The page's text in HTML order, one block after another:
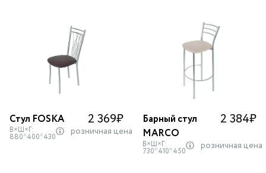
Стул FOSKA 2 369₽
В×Ш×Г:
880*400*430 розничная цена
Барный стул
MARCO
2 384₽
В×Ш×Г:
730*410*450 розничная цена